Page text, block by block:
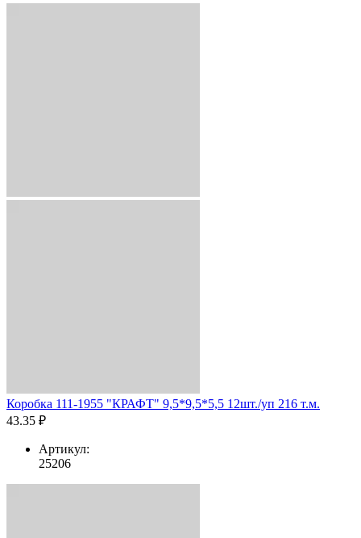
Коробка 111-1955 "КРАФТ" 9,5*9,5*5,5 12шт./уп 216 т.м.
43.35 ₽
Артикул:
25206